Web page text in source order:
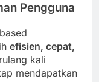
Pengguna
efisien, cepat,
kali
mendapatkan